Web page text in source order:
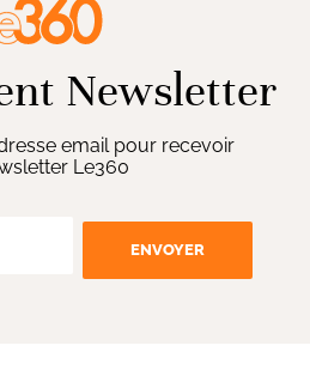
Newsletter
email pour recevoir
Le360
ENVOYER